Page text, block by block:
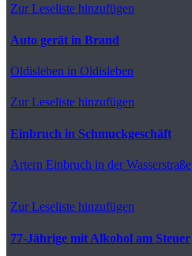
Zur Leseliste hinzufügen
Auto gerät in Brand
Oldisleben in Oldisleben
Zur Leseliste hinzufügen
Einbruch in Schmuckgeschäft
Artern Einbruch in der Wasserstraße
Zur Leseliste hinzufügen
77-Jährige mit Alkohol am Steuer